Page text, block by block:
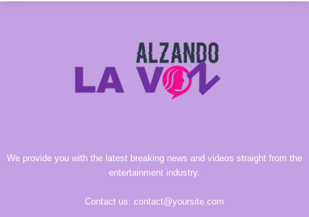
We provide you with the latest breaking news and videos straight from the
entertainment industry.
Contact us: contact@yoursite.com